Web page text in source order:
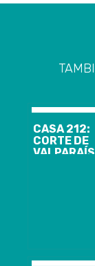
CASA 212:
CORTE DE